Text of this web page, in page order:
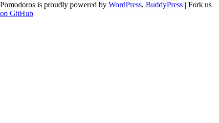
Pomodoros is proudly powered by WordPress, BuddyPress | Fork us
on GitHub